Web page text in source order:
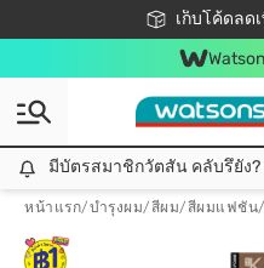
เก็บโค้ดลด
ชอปออนไลน์ครั้ง
📦ส่งฟรี
สมาชิกวั
มีบัตรสมาชิกวัตสัน คลับรึยัง
หน้าแรก/บำรุงผม/สีผม/สีผมแฟชัน/